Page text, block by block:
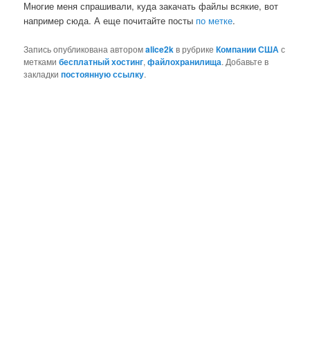
Многие меня спрашивали, куда закачать файлы всякие, вот
например сюда. А еще почитайте посты по метке.
Запись опубликована авторомalice2k в рубрикеКомпании США с
меткамибесплатный хостинг,файлохранилища. Добавьте в
закладкипостоянную ссылку.